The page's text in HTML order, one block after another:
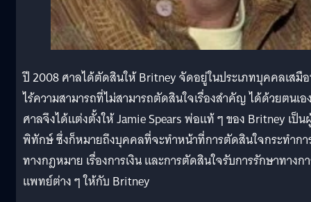
ปี 2008 ศาลได้ตัดสินให้ Britney จัดอยู่ในประเภทบุคคลเสมื
ไร้ความสามารถที่ไม่สามารถตัดสินใจเรื่องสำคัญ ได้ด้วยตนเอ
ศาลจึงได้แต่งตั้งให้ Jamie Spears พ่อแท้ ๆ ของ Britney เป็น
พิทักษ์ ซึ่งก็หมายถึงบุคคลที่จะทำหน้าที่การตัดสินใจกระทำกา
ทางกฎหมาย เรื่องการเงิน และการตัดสินใจรับการรักษาทางก
แพทย์ต่าง ๆ ให้กับ Britney